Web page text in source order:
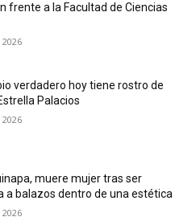
frente a la Facultad de Ciencias
verdadero hoy tiene rostro de
Palacios
muere mujer tras ser
a balazos dentro de una estética